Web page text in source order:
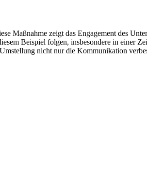
Maßnahme zeigt das Engagement des
Beispiel folgen, insbesondere in einer
nicht nur die Kommunikation